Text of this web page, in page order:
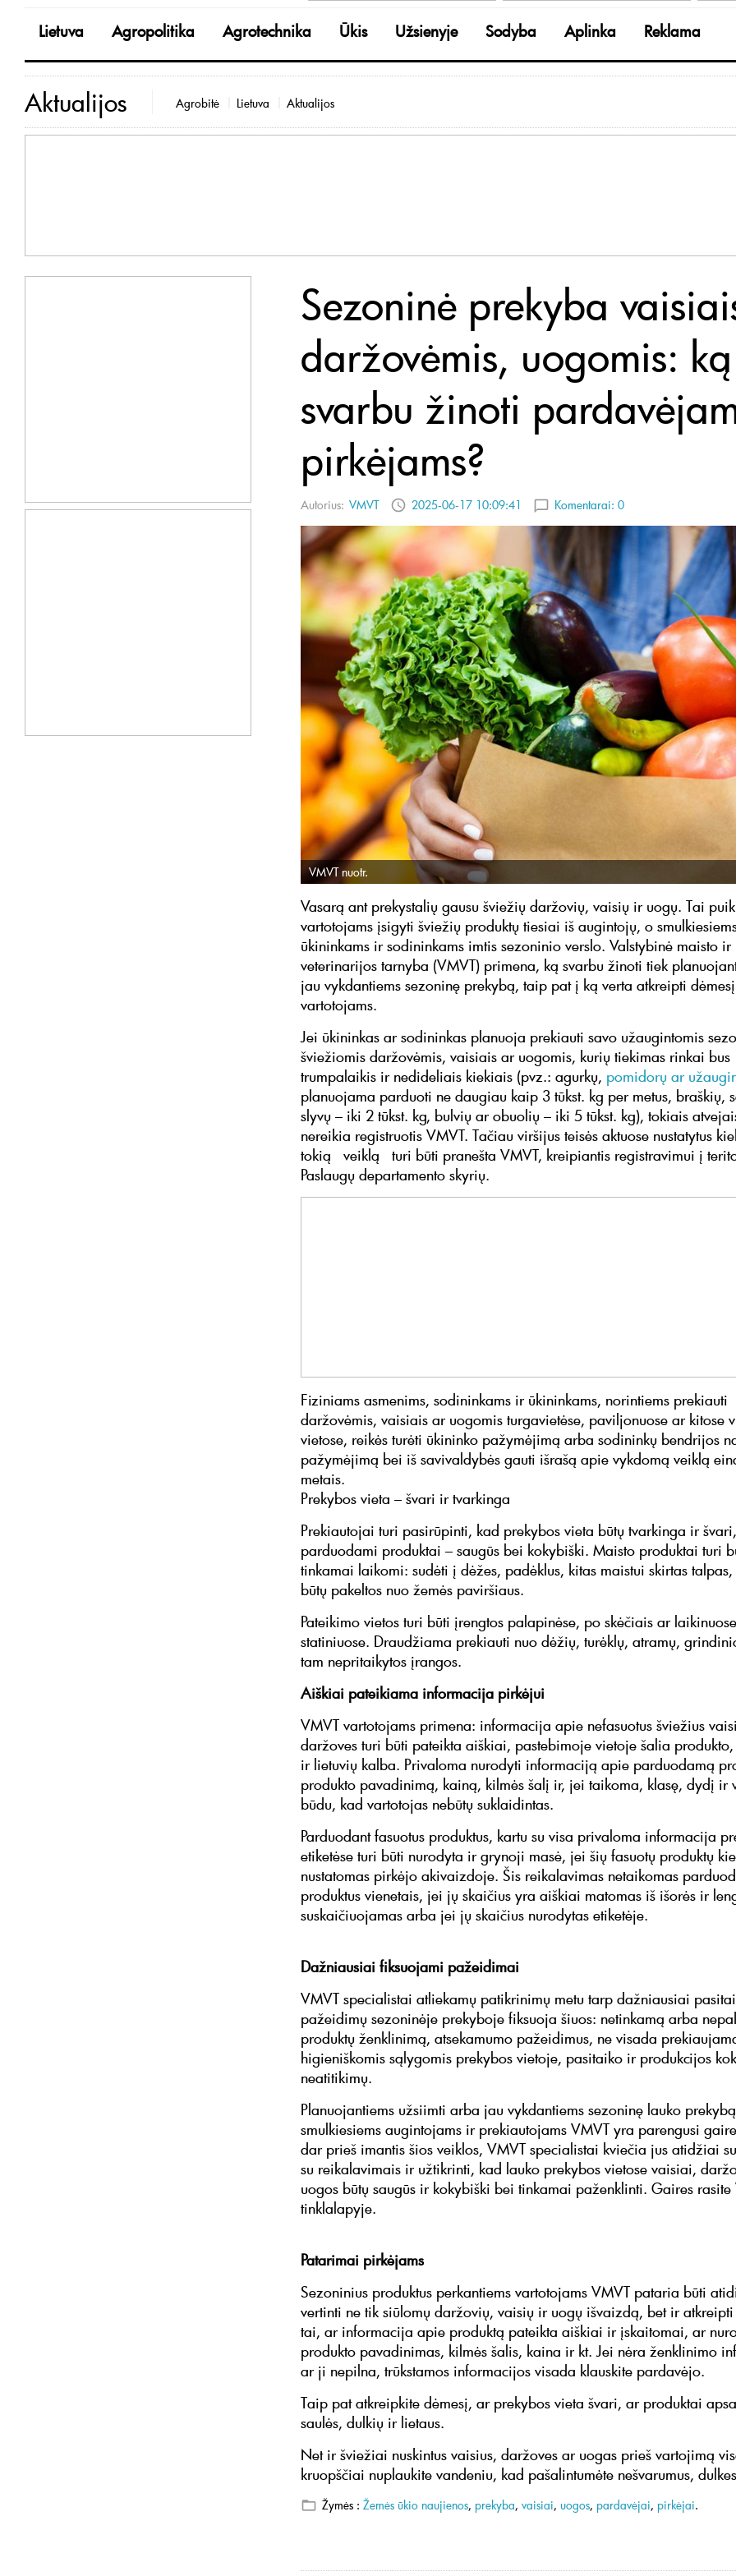
Lietuva Agropolitika Agrotechnika Ūkis Užsienyje Sodyba Aplinka Reklama
Aktualijos Agrobitė Lietuva Aktualijos
Sezoninė prekyba
daržovėmis, uogomis: ką
svarbu žinoti
pirkėjams?
Autorius: VMVT 2025-06-17 10:09:41 Komentarai: 0
VMVT nuotr.
Vasarą ant prekystalių gausu šviežių daržovių, vaisių ir uogų. Tai
vartotojams įsigyti šviežių produktų tiesiai iš augintojų, o
ūkininkams ir sodininkams imtis sezoninio verslo. Valstybinė maisto ir
veterinarijos tarnyba (VMVT) primena, ką svarbu žinoti tiek
jau vykdantiems sezoninę prekybą, taip pat į ką verta atkreipti dėmesį
vartotojams.
Jei ūkininkas ar sodininkas planuoja prekiauti savo užaugintomis
šviežiomis daržovėmis, vaisiais ar uogomis, kurių tiekimas rinkai bus
trumpalaikis ir nedideliais kiekiais (pvz.: agurkų, pomidorų ar
planuojama parduoti ne daugiau kaip 3 tūkst. kg per metus, braškių,
slyvų – iki 2 tūkst. kg, bulvių ar obuolių – iki 5 tūkst. kg), tokiais
nereikia registruotis VMVT. Tačiau viršijus teisės aktuose nustatytus
tokią veiklą turi būti pranešta VMVT, kreipiantis registravimui į
Paslaugų departamento skyrių.
Fiziniams asmenims, sodininkams ir ūkininkams, norintiems prekiauti
daržovėmis, vaisiais ar uogomis turgavietėse, paviljonuose ar kitose
vietose, reikės turėti ūkininko pažymėjimą arba sodininkų bendrijos
pažymėjimą bei iš savivaldybės gauti išrašą apie vykdomą veiklą
metais.
Prekybos vieta – švari ir tvarkinga
Prekiautojai turi pasirūpinti, kad prekybos vieta būtų tvarkinga ir
parduodami produktai – saugūs bei kokybiški. Maisto produktai turi
tinkamai laikomi: sudėti į dėžes, padėklus, kitas maistui skirtas
būtų pakeltos nuo žemės paviršiaus.
Pateikimo vietos turi būti įrengtos palapinėse, po skėčiais ar laikinuose
statiniuose. Draudžiama prekiauti nuo dėžių, turėklų, atramų,
tam nepritaikytos įrangos.
Aiškiai pateikiama informacija pirkėjui
VMVT vartotojams primena: informacija apie nefasuotus šviežius
daržoves turi būti pateikta aiškiai, pastebimoje vietoje šalia
ir lietuvių kalba. Privaloma nurodyti informaciją apie parduodamą
produkto pavadinimą, kainą, kilmės šalį ir, jei taikoma, klasę, dydį ir
būdu, kad vartotojas nebūtų suklaidintas.
Parduodant fasuotus produktus, kartu su visa privaloma informacija
etiketėse turi būti nurodyta ir grynoji masė, jei šių fasuotų produktų
nustatomas pirkėjo akivaizdoje. Šis reikalavimas netaikomas
produktus vienetais, jei jų skaičius yra aiškiai matomas iš išorės ir
suskaičiuojamas arba jei jų skaičius nurodytas etiketėje.
Dažniausiai fiksuojami pažeidimai
VMVT specialistai atliekamų patikrinimų metu tarp dažniausiai
pažeidimų sezoninėje prekyboje fiksuoja šiuos: netinkamą arba
produktų ženklinimą, atsekamumo pažeidimus, ne visada
higieniškomis sąlygomis prekybos vietoje, pasitaiko ir produkcijos
neatitikimų.
Planuojantiems užsiimti arba jau vykdantiems sezoninę lauko prekybą
smulkiesiems augintojams ir prekiautojams VMVT yra parengusi
dar prieš imantis šios veiklos, VMVT specialistai kviečia jus atidžiai
su reikalavimais ir užtikrinti, kad lauko prekybos vietose vaisiai,
uogos būtų saugūs ir kokybiški bei tinkamai paženklinti. Gaires rasite
tinklalapyje.
Patarimai pirkėjams
Sezoninius produktus perkantiems vartotojams VMVT pataria būti
vertinti ne tik siūlomų daržovių, vaisių ir uogų išvaizdą, bet ir
tai, ar informacija apie produktą pateikta aiškiai ir įskaitomai, ar
produkto pavadinimas, kilmės šalis, kaina ir kt. Jei nėra ženklinimo
ar ji nepilna, trūkstamos informacijos visada klauskite pardavėjo.
Taip pat atkreipkite dėmesį, ar prekybos vieta švari, ar produktai
saulės, dulkių ir lietaus.
Net ir šviežiai nuskintus vaisius, daržoves ar uogas prieš vartojimą
kruopščiai nuplaukite vandeniu, kad pašalintumėte nešvarumus,
Žymės : Žemės ūkio naujienos, prekyba, vaisiai, uogos, pardavėjai, pirkėjai.